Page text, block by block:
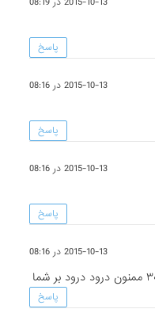
پاسخ
2015-10-13 در 08:16
پاسخ
2015-10-13 در 08:16
پاسخ
2015-10-13 در 08:16
پاسخ